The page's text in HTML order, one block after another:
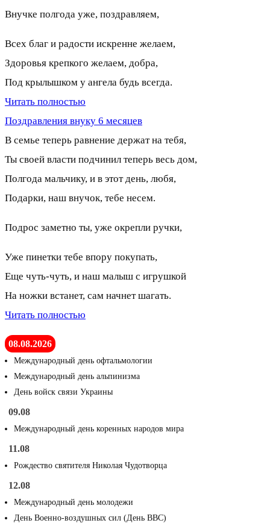
Внучке полгода уже, поздравляем,
Всех благ и радости искренне желаем,
Здоровья крепкого желаем, добра,
Под крылышком у ангела будь всегда.
Читать полностью
Поздравления внуку 6 месяцев
В семье теперь равнение держат на тебя,
Ты своей власти подчинил теперь весь дом,
Полгода мальчику, и в этот день, любя,
Подарки, наш внучок, тебе несем.
Подрос заметно ты, уже окрепли ручки,
Уже пинетки тебе впору покупать,
Еще чуть-чуть, и наш малыш с игрушкой
На ножки встанет, сам начнет шагать.
Читать полностью
08.08.2026
Международный день офтальмологии
Международный день альпинизма
День войск связи Украины
09.08
Международный день коренных народов мира
11.08
Рождество святителя Николая Чудотворца
12.08
Международный день молодежи
День Военно-воздушных сил (День ВВС)